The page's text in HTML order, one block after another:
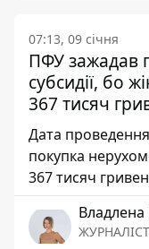
07:13, 09 січня
ПФУ зажадав
субсидії, бо
367 тисяч
Дата
покупка
367 тисяч
ЖУРНАЛІСТ